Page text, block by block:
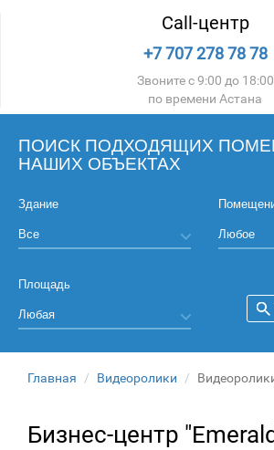
Call-центр
+7 707 278 78 78
Звоните с 9:00 до 18:00
по времени Астана
ПОИСК ПОДХОДЯЩИХ
НАШИХ ОБЪЕКТАХ
Здание
Площадь
Главная Видеоролики
Бизнес-центр